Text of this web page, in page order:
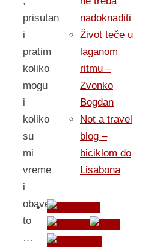
prisutan
i
pratim
koliko
mogu
i
koliko
su
mi
vreme
i
obaveze
to
…
nadoknaditi
Život teče u
laganom
ritmu –
Zvonko
Bogdan
Not a travel
blog –
biciklom do
Lisabona